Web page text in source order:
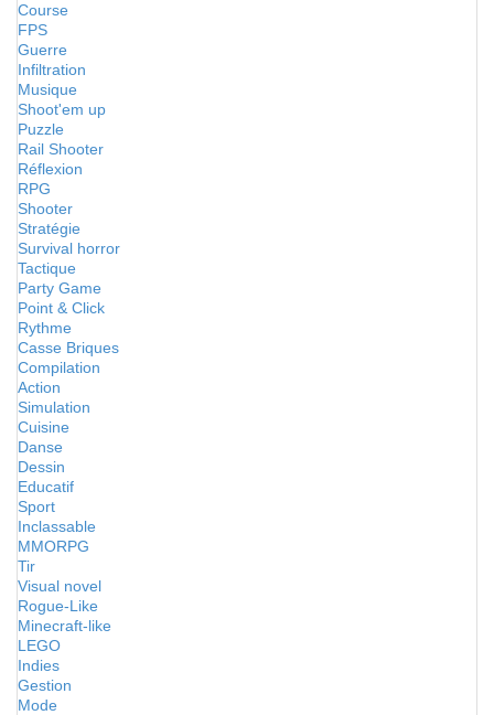
Course
FPS
Guerre
Infiltration
Musique
Shoot'em up
Puzzle
Rail Shooter
Réflexion
RPG
Shooter
Stratégie
Survival horror
Tactique
Party Game
Point & Click
Rythme
Casse Briques
Compilation
Action
Simulation
Cuisine
Danse
Dessin
Educatif
Sport
Inclassable
MMORPG
Tir
Visual novel
Rogue-Like
Minecraft-like
LEGO
Indies
Gestion
Mode